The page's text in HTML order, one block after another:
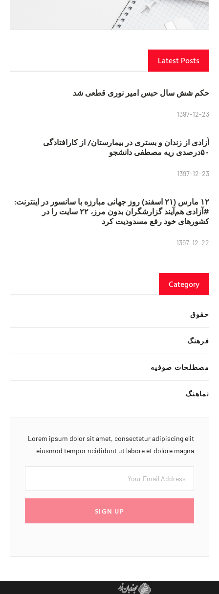
Latest Posts
حکم شش سال حبس امیر نوری قطعی شد
1397-12-23
آزادی از زندان و بستری در بیمارستان/ از کارافتادگی
۵۰درصدی ریه مصطفی دانشجو
1397-12-23
۱۲ مارس (۲۱ اسفند) روز جهانی مبارزه با سانسور در اینترنت:
#آزادی هم‌آیند گزارشگران‌ بدون مرز، ۲۲ سایت را در
کشورهای خود رفع مسدودیت کرد
1397-12-22
Category
حقوق
فرهنگ
مصطلحات صوفیه
نماهنگ
Lorem ipsum dolor sit amet, consectetur adipiscing elit
eiusmod tempor ncididunt ut labore et dolore magna
SIGN UP